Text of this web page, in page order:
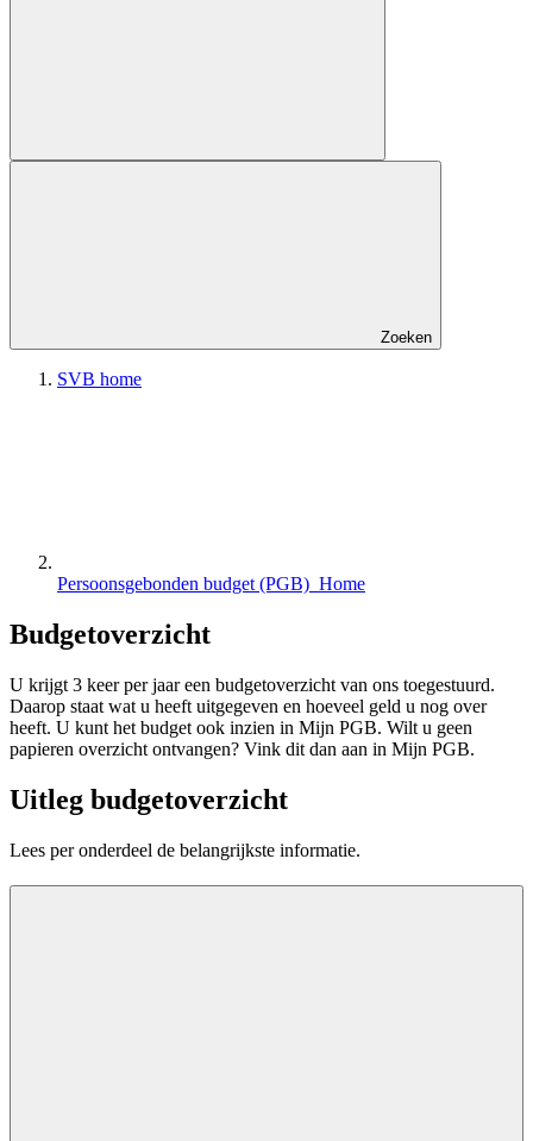
Zoeken
SVB home
Persoonsgebonden budget (PGB) Home
Budgetoverzicht
U krijgt 3 keer per jaar een budgetoverzicht van ons toegestuurd.
Daarop staat wat u heeft uitgegeven en hoeveel geld u nog over
heeft. U kunt het budget ook inzien in Mijn PGB. Wilt u geen
papieren overzicht ontvangen? Vink dit dan aan in Mijn PGB.
Uitleg budgetoverzicht
Lees per onderdeel de belangrijkste informatie.